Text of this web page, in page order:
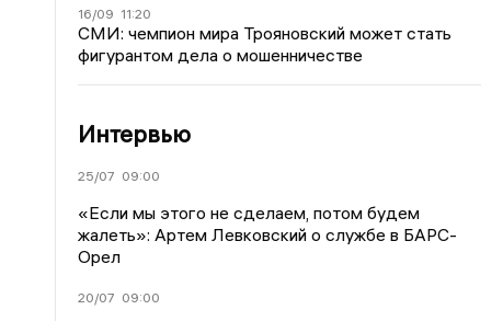
16/09 11:20
СМИ: чемпион мира Трояновский может стать
фигурантом дела о мошенничестве
Интервью
25/07 09:00
«Если мы этого не сделаем, потом будем
жалеть»: Артем Левковский о службе в БАРС-
Орел
20/07 09:00